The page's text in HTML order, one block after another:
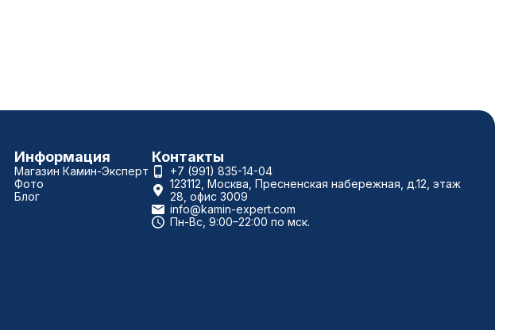
Информация
Магазин Камин-Эксперт
Фото
Блог
Контакты
+7 (991) 835-14-04
123112, Москва, Пресненская набережная, д.12, этаж
28, офис 3009
info@kamin-expert.com
Пн-Вс, 9:00–22:00 по мск.